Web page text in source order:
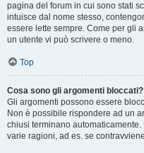
pagina del forum in cui sono stati
intuisce dal nome stesso,
essere lette sempre. Come per gli
un utente vi può scrivere o meno.
Top
Cosa sono gli argomenti bloccati?
Gli argomenti possono essere
Non è possibile rispondere ad un
chiusi terminano
varie ragioni, ad es. se